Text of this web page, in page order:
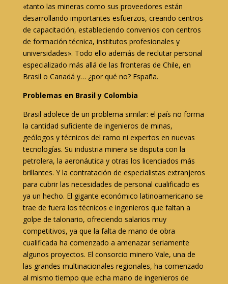
«tanto las mineras como sus proveedores están
desarrollando importantes esfuerzos, creando centros
de capacitación, estableciendo convenios con centros
de formación técnica, institutos profesionales y
universidades». Todo ello además de reclutar personal
especializado más allá de las fronteras de Chile, en
Brasil o Canadá y… ¿por qué no? España.
Problemas en Brasil y Colombia
Brasil adolece de un problema similar: el país no forma
la cantidad suficiente de ingenieros de minas,
geólogos y técnicos del ramo ni expertos en nuevas
tecnologías. Su industria minera se disputa con la
petrolera, la aeronáutica y otras los licenciados más
brillantes. Y la contratación de especialistas extranjeros
para cubrir las necesidades de personal cualificado es
ya un hecho. El gigante económico latinoamericano se
trae de fuera los técnicos e ingenieros que faltan a
golpe de talonario, ofreciendo salarios muy
competitivos, ya que la falta de mano de obra
cualificada ha comenzado a amenazar seriamente
algunos proyectos. El consorcio minero Vale, una de
las grandes multinacionales regionales, ha comenzado
al mismo tiempo que echa mano de ingenieros de